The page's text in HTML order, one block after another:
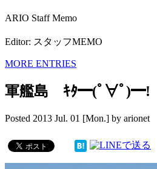
ARIO Staff Memo
Editor: スタッフMEMO
MORE ENTRIES
軍艦島 ｷﾀ━(ﾟ∀ﾟ)━!
Posted 2013 Jul. 01 [Mon.] by arionet